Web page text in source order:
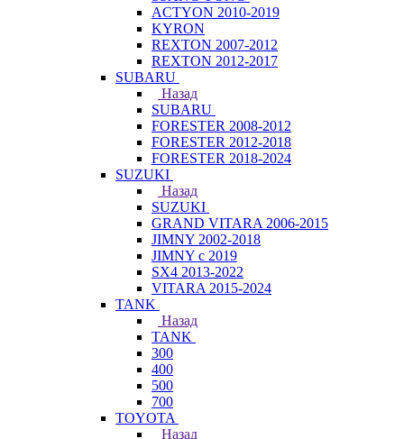
ACTYON 2010-2019
KYRON
REXTON 2007-2012
REXTON 2012-2017
SUBARU
Назад
SUBARU
FORESTER 2008-2012
FORESTER 2012-2018
FORESTER 2018-2024
SUZUKI
Назад
SUZUKI
GRAND VITARA 2006-2015
JIMNY 2002-2018
JIMNY с 2019
SX4 2013-2022
VITARA 2015-2024
TANK
Назад
TANK
300
400
500
700
TOYOTA
Назад